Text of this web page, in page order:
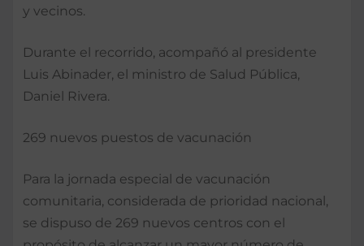
y vecinos.
Durante el recorrido, acompañó al presidente
Luis Abinader, el ministro de Salud Pública,
Daniel Rivera.
269 nuevos puestos de vacunación
Para la jornada especial de vacunación
comunitaria, considerada de prioridad nacional,
se dispuso de 269 nuevos centros con el